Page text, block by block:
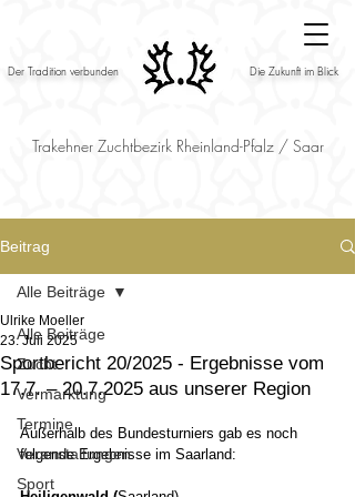
Der Tradition verbunden Die Zukunft im Blick
Trakehner Zuchtbezirk Rheinland-Pfalz / Saar
Beitrag
Alle Beiträge
Zucht
Vermarktung
Termine
Veranstaltungen
Sport
Alle Beiträge
Sportbericht 20/2025 - Ergebnisse vom
17.7. – 20.7.2025 aus unserer Region
Ulrike Moeller
23. Juli 2025
Außerhalb des Bundesturniers gab es noch
folgende Ergebnisse im Saarland: